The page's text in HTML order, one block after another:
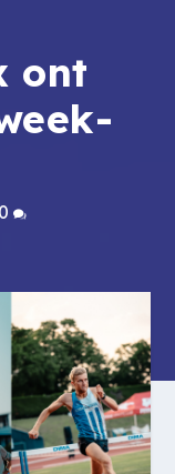
ont
0